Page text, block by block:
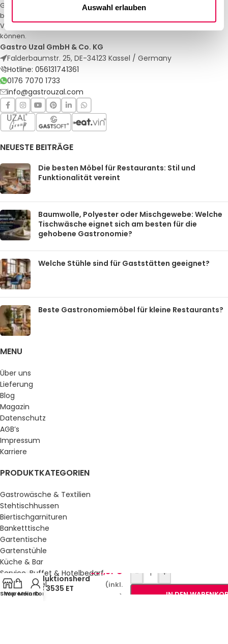
Auswahl erlauben
Gastro Uzal – Ihr Spezialist für Gastronomiemöbel und -textilien. Wir
bieten maßgeschneiderte Lösungen für Restaurants, Hotels und
Veranstaltungen. Qualität und Service, auf die Sie sich verlassen
können.
Gastro Uzal GmbH & Co. KG
Falderbaumstr. 25, DE-34123 Kassel / Germany
Hotline: 056131741361
0176 7070 1733
info@gastrouzal.com
NEUESTE BEITRÄGE
Die besten Möbel für Restaurants: Stil und
Funktionalität vereint
Baumwolle, Polyester oder Mischgewebe: Welche
Tischwäsche eignet sich am besten für die
gehobene Gastronomie?
Welche Stühle sind für Gaststätten geeignet?
Beste Gastronomiemöbel für kleine Restaurants?
MENU
Über uns
Lieferung
Blog
Magazin
Datenschutz
AGB’s
Impressum
Karriere
PRODUKTKATEGORIEN
Gastrowäsche & Textilien
Stehtischhussen
Biertischgarnituren
Banketttische
Gartentische
Gartenstühle
Küche & Bar
Service, Buffet & Hotelbedarf
Gastromöbel
Schulmöbel
Shop
Warenkorb
Mein Konto
Induktionsherd
RIB 3535 ET
831,81 €
(inkl.
MwSt.)
- +
IN DEN